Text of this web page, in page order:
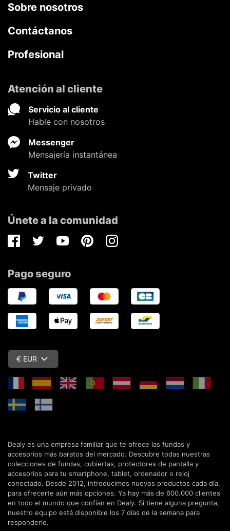
Sobre nosotros
Contáctanos
Profesional
Atención al cliente
Servicio al cliente
Hable con nosotros
Messenger
Mensajería instantánea
Twitter
Mensaje privado
Únete a la comunidad
FacebookTwitterYoutubePinterestInstagram
Pago seguro
€ EUR
Dealy es una empresa familiar que te ofrece las fundas y
accesorios más baratos del mercado. Descubre todas nuestras
colecciones de fundas, cubiertas, protectores de pantalla y
accesorios para tu smartphone, tablet, ordenador o reloj
conectado. Desde 2012, introducimos nuevos productos cada día,
para ofrecerte aún más opciones. Ya hay más de 600.000 clientes
en todo el mundo que confían en Dealy. Si tiene alguna pregunta,
nuestro equipo está disponible los 7 días de la semana para
responderle.